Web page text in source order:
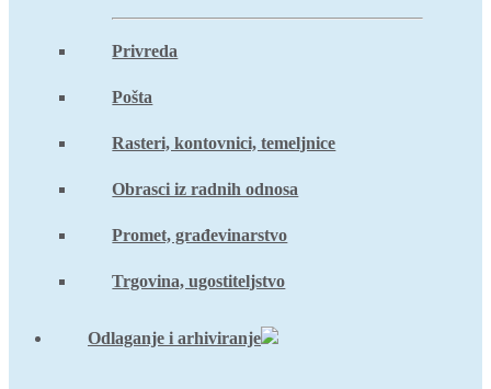
Privreda
Pošta
Rasteri, kontovnici, temeljnice
Obrasci iz radnih odnosa
Promet, građevinarstvo
Trgovina, ugostiteljstvo
Odlaganje i arhiviranje